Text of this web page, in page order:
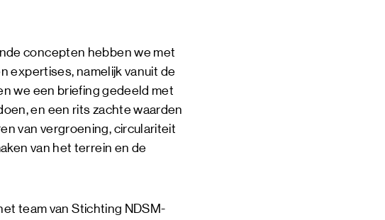
concepten hebben we met
expertises, namelijk vanuit de
we een briefing gedeeld met
en een rits zachte waarden
van vergroening, circulariteit
van het terrein en de
team van Stichting NDSM-